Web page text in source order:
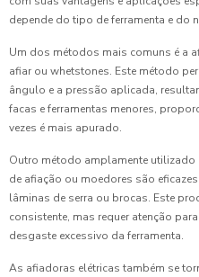
depende do tipo de ferramenta e do
Um dos métodos mais comuns é a
afiar ou whetstones. Este método
ângulo e a pressão aplicada,
facas e ferramentas menores,
vezes é mais apurado.
Outro método amplamente utilizado
de afiação ou moedores são
lâminas de serra ou brocas. Este
consistente, mas requer atenção
desgaste excessivo da ferramenta.
As afiadoras elétricas também se